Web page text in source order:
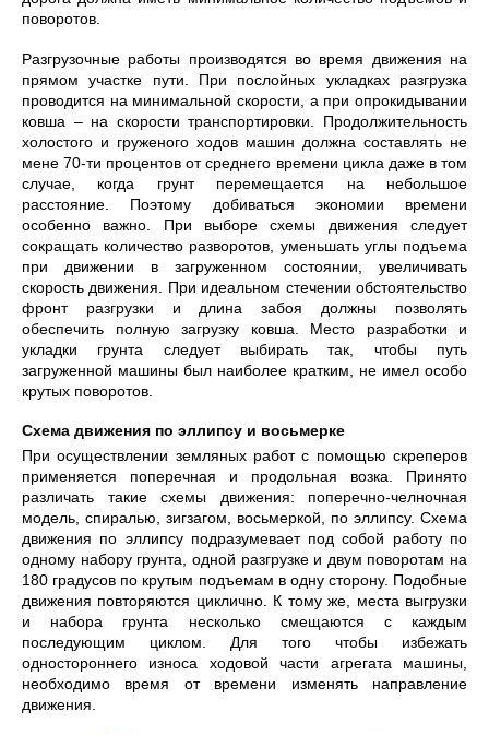
поворотов.
Разгрузочные работы производятся во время движения на
прямом участке пути. При послойных укладках разгрузка
проводится на минимальной скорости, а при опрокидывании
ковша – на скорости транспортировки. Продолжительность
холостого и груженого ходов машин должна составлять не
мене 70-ти процентов от среднего времени цикла даже в том
случае, когда грунт перемещается на небольшое
расстояние. Поэтому добиваться экономии времени
особенно важно. При выборе схемы движения следует
сокращать количество разворотов, уменьшать углы подъема
при движении в загруженном состоянии, увеличивать
скорость движения. При идеальном стечении обстоятельство
фронт разгрузки и длина забоя должны позволять
обеспечить полную загрузку ковша. Место разработки и
укладки грунта следует выбирать так, чтобы путь
загруженной машины был наиболее кратким, не имел особо
крутых поворотов.
Схема движения по эллипсу и восьмерке
При осуществлении земляных работ с помощью скреперов
применяется поперечная и продольная возка. Принято
различать такие схемы движения: поперечно-челночная
модель, спиралью, зигзагом, восьмеркой, по эллипсу. Схема
движения по эллипсу подразумевает под собой работу по
одному набору грунта, одной разгрузке и двум поворотам на
180 градусов по крутым подъемам в одну сторону. Подобные
движения повторяются циклично. К тому же, места выгрузки
и набора грунта несколько смещаются с каждым
последующим циклом. Для того чтобы избежать
одностороннего износа ходовой части агрегата машины,
необходимо время от времени изменять направление
движения.